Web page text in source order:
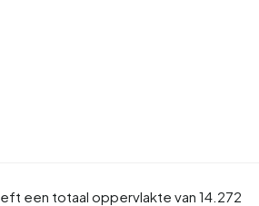
een totaal oppervlakte van 14.272